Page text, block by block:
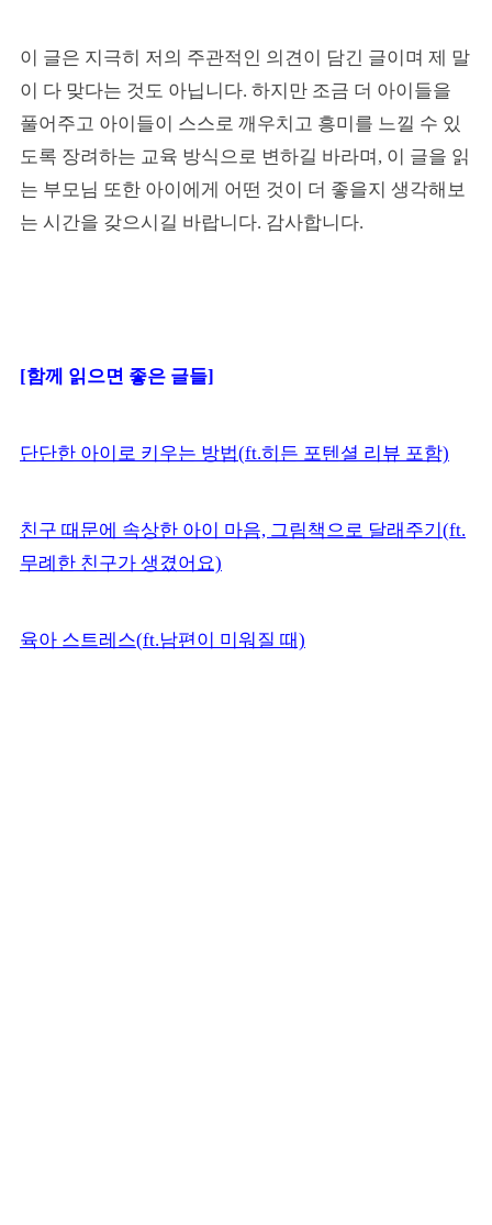
이 글은 지극히 저의 주관적인 의견이 담긴 글이며 제 말
이 다 맞다는 것도 아닙니다. 하지만 조금 더 아이들을
풀어주고 아이들이 스스로 깨우치고 흥미를 느낄 수 있
도록 장려하는 교육 방식으로 변하길 바라며, 이 글을 읽
는 부모님 또한 아이에게 어떤 것이 더 좋을지 생각해보
는 시간을 갖으시길 바랍니다. 감사합니다.
[함께 읽으면 좋은 글들]
단단한 아이로 키우는 방법(ft.히든 포텐셜 리뷰 포함)
친구 때문에 속상한 아이 마음, 그림책으로 달래주기(ft.
무례한 친구가 생겼어요)
육아 스트레스(ft.남편이 미워질 때)